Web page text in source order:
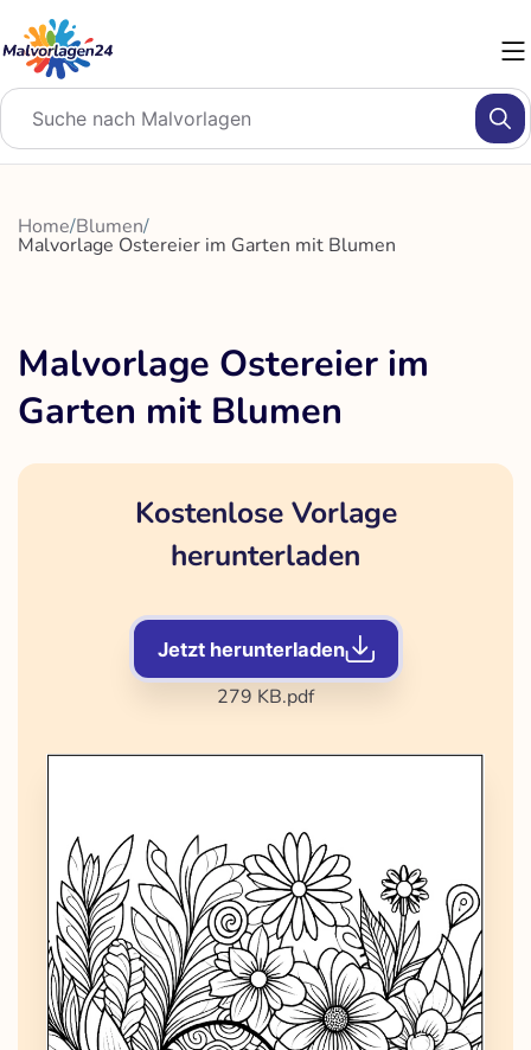
Inhalt
springen
Home/Blumen/
Malvorlage Ostereier im Garten mit Blumen
Malvorlage Ostereier im
Garten mit Blumen
Kostenlose Vorlage
herunterladen
Jetzt herunterladen
279 KB.pdf